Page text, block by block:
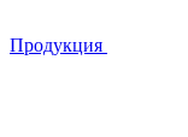
Продукция